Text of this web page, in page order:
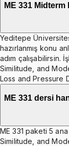
ME 331 Midterm
Yeditepe
hazırlanmış konu
adım çalışabilirsin.
Similitude, and
Loss and Pressure
ME 331 dersi
ME 331 paketi 5
Similitude, and